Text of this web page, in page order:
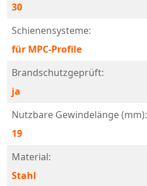
30
Schienensysteme:
für MPC-Profile
Brandschutzgeprüft:
ja
Nutzbare Gewindelänge (mm):
19
Material:
Stahl